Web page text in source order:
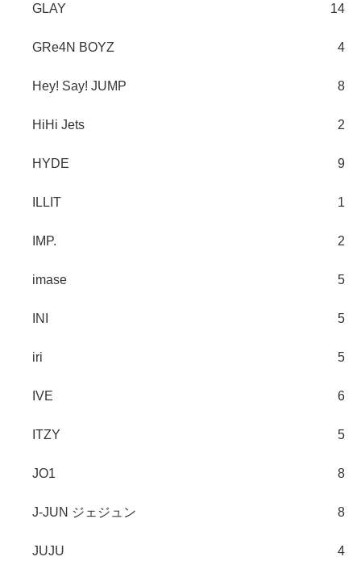
GLAY 14
GRe4N BOYZ 4
Hey! Say! JUMP 8
HiHi Jets 2
HYDE 9
ILLIT 1
IMP. 2
imase 5
INI 5
iri 5
IVE 6
ITZY 5
JO1 8
J-JUN ジェジュン 8
JUJU 4